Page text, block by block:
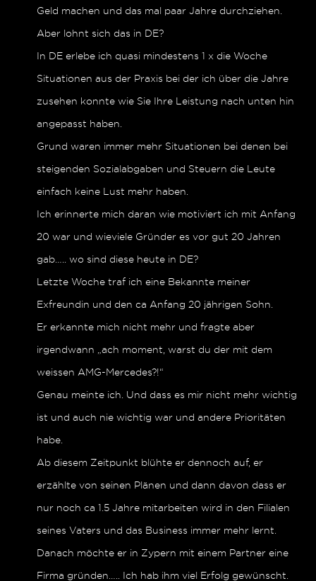
Geld machen und das mal paar Jahre durchziehen.
Aber lohnt sich das in DE?
In DE erlebe ich quasi mindestens 1 x die Woche
Situationen aus der Praxis bei der ich über die Jahre
zusehen konnte wie Sie Ihre Leistung nach unten hin
angepasst haben.
Grund waren immer mehr Situationen bei denen bei
steigenden Sozialabgaben und Steuern die Leute
einfach keine Lust mehr haben.
Ich erinnerte mich daran wie motiviert ich mit Anfang
20 war und wieviele Gründer es vor gut 20 Jahren
gab….. wo sind diese heute in DE?
Letzte Woche traf ich eine Bekannte meiner
Exfreundin und den ca Anfang 20 jährigen Sohn.
Er erkannte mich nicht mehr und fragte aber
irgendwann „ach moment, warst du der mit dem
weissen AMG-Mercedes?!“
Genau meinte ich. Und dass es mir nicht mehr wichtig
ist und auch nie wichtig war und andere Prioritäten
habe.
Ab diesem Zeitpunkt blühte er dennoch auf, er
erzählte von seinen Plänen und dann davon dass er
nur noch ca 1.5 Jahre mitarbeiten wird in den Filialen
seines Vaters und das Business immer mehr lernt.
Danach möchte er in Zypern mit einem Partner eine
Firma gründen….. Ich hab ihm viel Erfolg gewünscht.